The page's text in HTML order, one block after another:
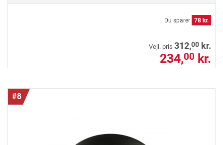
Du sparer 78 kr.
Vejl. pris 312,00 kr.
234,00 kr.
#8